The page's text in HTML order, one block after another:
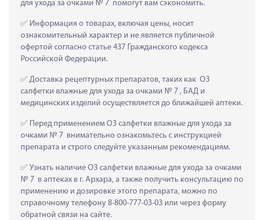
для ухода за очками № 7  помогут вам сэкономить.
Информация о товарах, включая цены, носит
ознакомительный характер и не является публичной
офертой согласно статье 437 Гражданского кодекса
Российской Федерации.
Доставка рецептурных препаратов, таких как  О3
салфетки влажные для ухода за очками № 7 , БАД и
медицинских изделий осуществляется до ближайшей аптеки.
Перед применением О3 салфетки влажные для ухода за
очками № 7  внимательно ознакомьтесь с инструкцией
препарата и строго следуйте указанным рекомендациям.
Узнать наличие О3 салфетки влажные для ухода за очками
№ 7  в аптеках в г. Архара, а также получить консультацию по
применению и дозировке этого препарата, можно по
справочному телефону 8-800-777-03-03 или через форму
обратной связи на сайте.